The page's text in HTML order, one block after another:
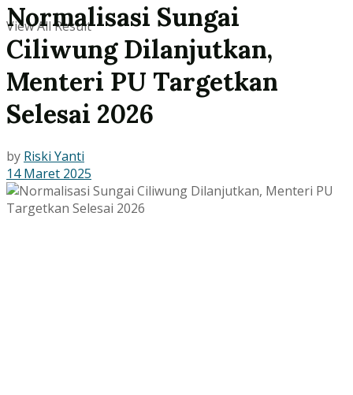
View All Result
Normalisasi Sungai
Ciliwung Dilanjutkan,
Menteri PU Targetkan
Selesai 2026
by Riski Yanti
14 Maret 2025